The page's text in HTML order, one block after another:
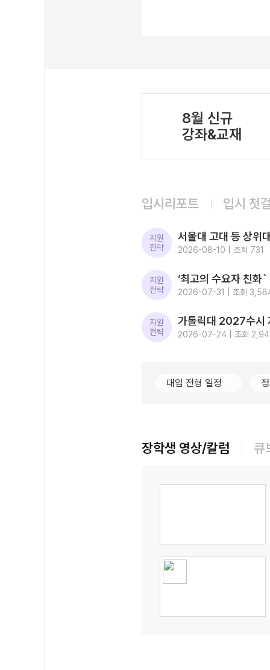
8월 신규
강좌&교재
입시리포트 입시 첫
지원
전략
2026-08-10 | 조회 731
지원
전략
2026-07-31 | 조회
지원
전략
2026-07-24 | 조회
대입 전형 일정
장학생 영상/칼럼 큐